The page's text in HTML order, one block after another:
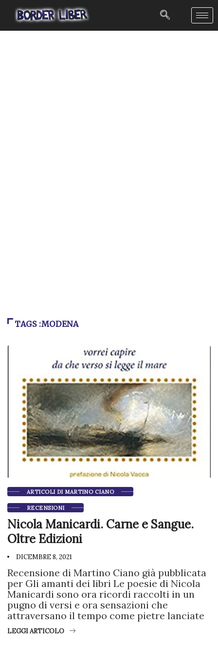
TAGS :MODENA
ARTICOLI DI MARTINO CIANO
RECENSIONI
Nicola Manicardi. Carne e Sangue.
Oltre Edizioni
DICEMBRE 8, 2021
Recensione di Martino Ciano già pubblicata
per Gli amanti dei libri Le poesie di Nicola
Manicardi sono ora ricordi raccolti in un
pugno di versi e ora sensazioni che
attraversano il tempo come pietre lanciate
LEGGI ARTICOLO